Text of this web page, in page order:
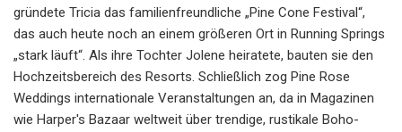
gründete Tricia das familienfreundliche „Pine Cone Festival“,
das auch heute noch an einem größeren Ort in Running Springs
„stark läuft“. Als ihre Tochter Jolene heiratete, bauten sie den
Hochzeitsbereich des Resorts. Schließlich zog Pine Rose
Weddings internationale Veranstaltungen an, da in Magazinen
wie Harper's Bazaar weltweit über trendige, rustikale Boho-